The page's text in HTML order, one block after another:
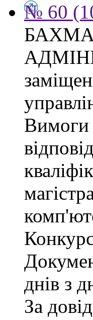
№ 60
Вимоги
днів з
За